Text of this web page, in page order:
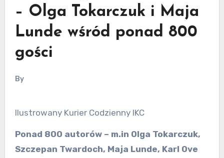
– Olga Tokarczuk i Maja
Lunde wśród ponad 800
gości
By
Ilustrowany Kurier Codzienny IKC
Ponad 800 autorów – m.in Olga Tokarczuk,
Szczepan Twardoch, Maja Lunde, Karl Ove